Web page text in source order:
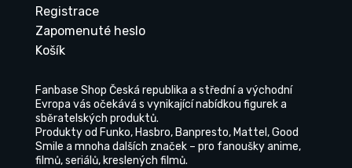
Registrace
Zapomenuté heslo
Košík
Fanbase Shop Česká republika a střední a východní
Evropa vás očekává s vynikající nabídkou figurek a
sběratelských produktů.
Produkty od Funko, Hasbro, Banpresto, Mattel, Good
Smile a mnoha dalších značek – pro fanoušky anime,
filmů, seriálů, kreslených filmů.